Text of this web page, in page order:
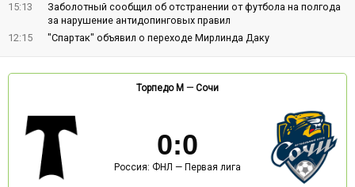
15:13
Заболотный сообщил об отстранении от футбола на полгода
за нарушение антидопинговых правил
12:15
"Спартак" объявил о переходе Мирлинда Даку
Торпедо М — Сочи
0:0
Россия: ФНЛ — Первая лига